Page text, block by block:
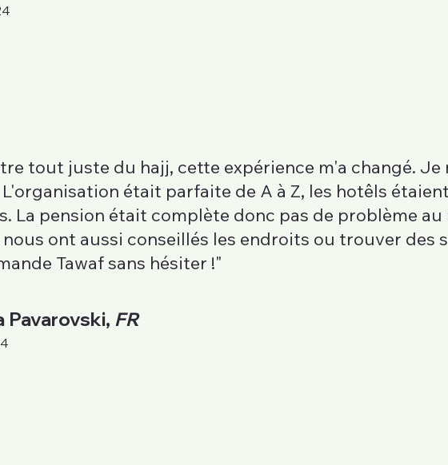
tout juste du hajj, cette expérience m'a changé.
L'organisation était parfaite de A à Z, les hotêls
La pension était complète donc pas de problème
ont aussi conseillés les endroits ou trouver des
Tawaf sans hésiter !"
Pavarovski, FR